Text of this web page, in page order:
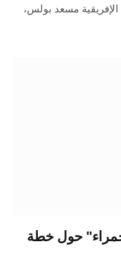
مسعد بولس،
حول خطة